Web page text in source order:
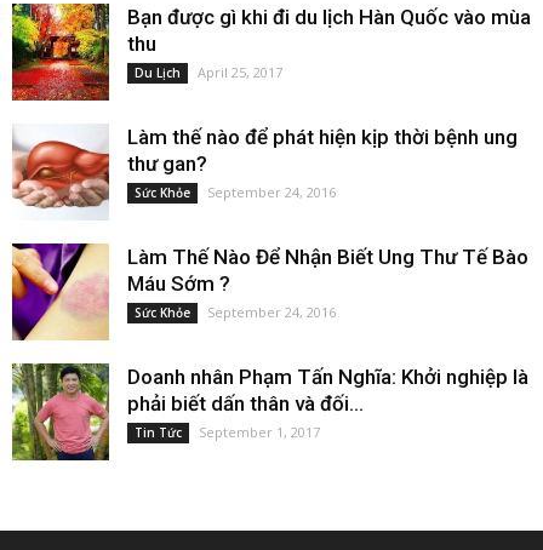
Bạn được gì khi đi du lịch Hàn Quốc vào mùa
thu
Du Lịch April 25, 2017
Làm thế nào để phát hiện kịp thời bệnh ung
thư gan?
Sức Khỏe September 24, 2016
Làm Thế Nào Để Nhận Biết Ung Thư Tế Bào
Máu Sớm ?
Sức Khỏe September 24, 2016
Doanh nhân Phạm Tấn Nghĩa: Khởi nghiệp là
phải biết dấn thân và đối...
Tin Tức September 1, 2017